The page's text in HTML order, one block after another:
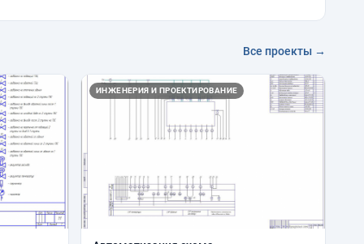
Все проекты →
ИНЖЕНЕРИЯ И ПРОЕКТИРОВАНИЕ